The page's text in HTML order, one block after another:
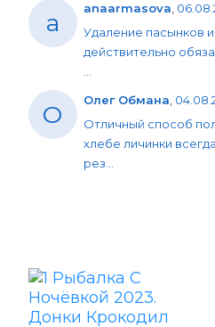
a anaarmasova,
Удаление пасынков
действительно
...
О Олег Обмана,
Отличный способ
хлебе личинки
рез...